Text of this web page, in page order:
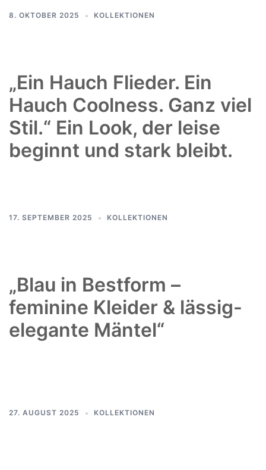
8. OKTOBER 2025 KOLLEKTIONEN
„Ein Hauch Flieder. Ein
Hauch Coolness. Ganz viel
Stil.“ Ein Look, der leise
beginnt und stark bleibt.
17. SEPTEMBER 2025 KOLLEKTIONEN
„Blau in Bestform –
feminine Kleider & lässig-
elegante Mäntel“
27. AUGUST 2025 KOLLEKTIONEN